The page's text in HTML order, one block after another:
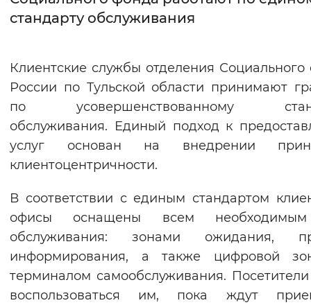
Интервал между буквами
Цвет сайта
Монохромный Инверсивный
Синий фон
Включены Выключены
Звуковой ассистент
Воспроизвести Остановить
стандарту обслуживания
Клиентские службы отделения
России по Тульской области принимают
по усовершенствованному
обслуживания. Единый подход к
услуг основан на внедрении
клиентоцентричности.
В соответствии с единым стандартом
офисы оснащены всем
обслуживания: зонами ожидания,
информирования, а также цифровой
терминалом самообслуживания.
воспользоваться им, пока ждут